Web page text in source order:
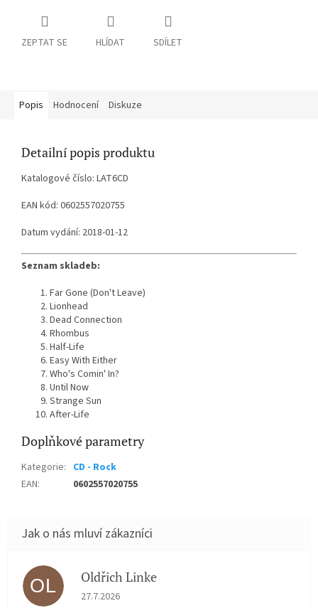
ZEPTAT SE HLÍDAT SDÍLET
Popis Hodnocení Diskuze
Detailní popis produktu
Katalogové číslo: LAT6CD
EAN kód: 0602557020755
Datum vydání: 2018-01-12
Seznam skladeb:
Far Gone (Don't Leave)
Lionhead
Dead Connection
Rhombus
Half-Life
Easy With Either
Who's Comin' In?
Until Now
Strange Sun
After-Life
Doplňkové parametry
Kategorie: CD - Rock
EAN: 0602557020755
OL Oldřich Linke
Hodnocení obchodu je 5 z 5 hvězdiček.
27.7.2026